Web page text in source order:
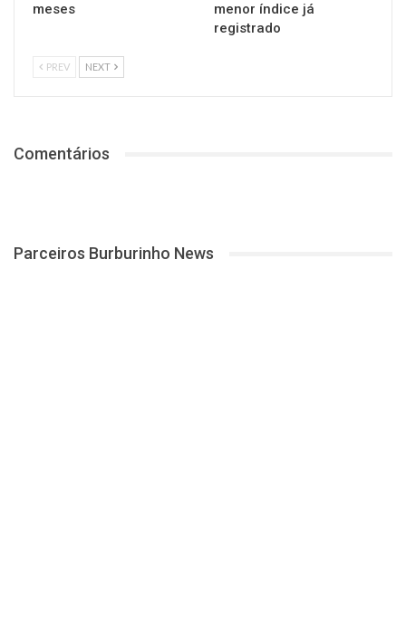
meses
menor índice já
registrado
PREV NEXT
Comentários
Parceiros Burburinho News